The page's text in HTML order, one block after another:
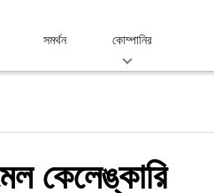
সমর্থন কোম্পানির
কেলেঙ্কারি